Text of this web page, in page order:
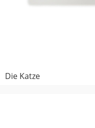
Die Katze